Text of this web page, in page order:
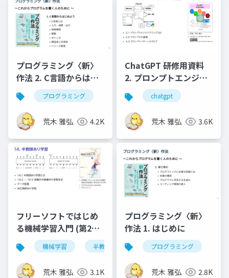
プログラミング〈新〉
作法 2. C言語からはじ
めよう プログラミング
荒木 雅弘 4.2K
ChatGPT 研修用資料
2. プロンプトエンジニ
アリングの概要
chatgpt
荒木 雅弘 3.6K
フリーソフトではじめ
る機械学習入門 (第2版)
第14章機械学習 半教師あり学習
荒木 雅弘 3.1K
プログラミング〈新〉
作法 1. はじめに
プログラミング
荒木 雅弘 2.8K